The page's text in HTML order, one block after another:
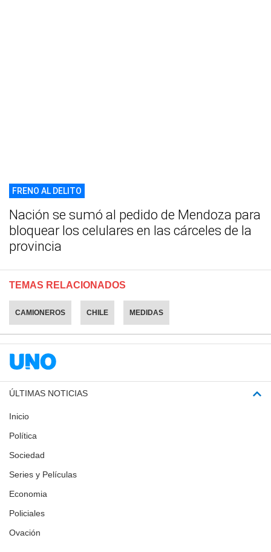
FRENO AL DELITO
Nación se sumó al pedido de Mendoza para
bloquear los celulares en las cárceles de la
provincia
TEMAS RELACIONADOS
CAMIONEROS CHILE MEDIDAS
ÚLTIMAS NOTICIAS
Inicio
Política
Sociedad
Series y Películas
Economia
Policiales
Ovación